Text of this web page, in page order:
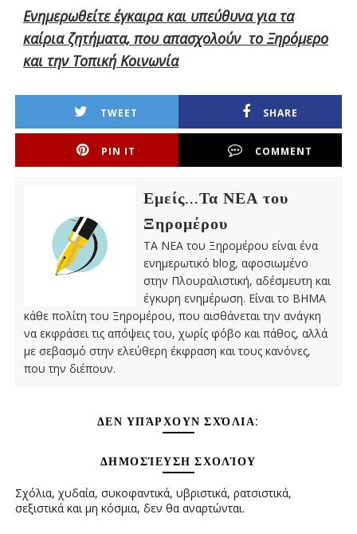
Ενημερωθείτε έγκαιρα και υπεύθυνα για τα
καίρια ζητήματα, που απασχολούν το Ξηρόμερο
και την Τοπική Κοινωνία
TWEET SHARE
PIN IT COMMENT
Εμείς...Τα ΝΕΑ του
Ξηρομέρου
ΤΑ ΝΕΑ του Ξηρομέρου είναι ένα
ενημερωτικό blog, αφοσιωμένο
στην Πλουραλιστική, αδέσμευτη και
έγκυρη ενημέρωση. Είναι το ΒΗΜΑ
κάθε πολίτη του Ξηρομέρου, που αισθάνεται την ανάγκη
να εκφράσει τις απόψεις του, χωρίς φόβο και πάθος, αλλά
με σεβασμό στην ελεύθερη έκφραση και τους κανόνες,
που την διέπουν.
ΔΕΝ ΥΠΆΡΧΟΥΝ ΣΧΌΛΙΑ:
ΔΗΜΟΣΊΕΥΣΗ ΣΧΟΛΊΟΥ
Σχόλια, χυδαία, συκοφαντικά, υβριστικά, ρατσιστικά,
σεξιστικά και μη κόσμια, δεν θα αναρτώνται.